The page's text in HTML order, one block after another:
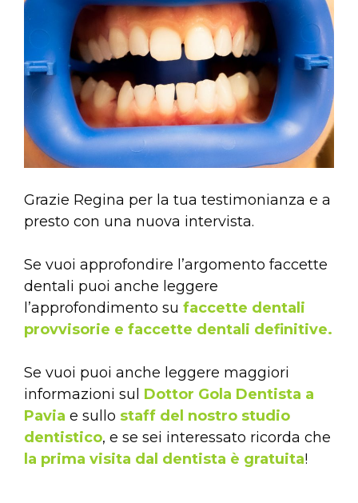
Grazie Regina per la tua testimonianza e a
presto con una nuova intervista.
Se vuoi approfondire l’argomento faccette
dentali puoi anche leggere
l’approfondimento su faccette dentali
provvisorie e faccette dentali definitive.
Se vuoi puoi anche leggere maggiori
informazioni sul Dottor Gola Dentista a
Pavia e sullo staff del nostro studio
dentistico, e se sei interessato ricorda che
la prima visita dal dentista è gratuita!